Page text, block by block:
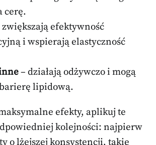
cerę.
efektywność
i wspierają elastyczność
– działają odżywczo i mogą
lipidową.
efekty, aplikuj te
kolejności: najpierw
o lżejszej konsystencji, takie